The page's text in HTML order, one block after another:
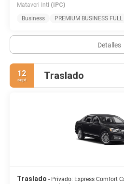
Mataveri Intl (IPC)
Business
PREMIUM BUSINESS FULL
Detalles
12
sept Traslado
Traslado - Privado: Express Comfort